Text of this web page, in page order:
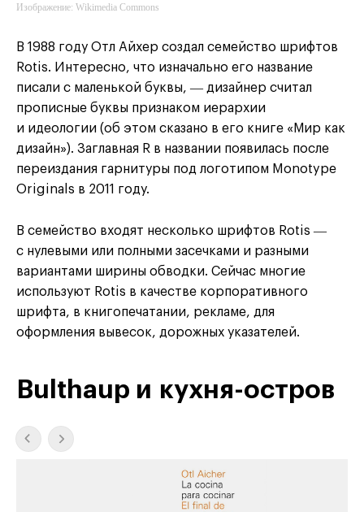
Изображение: Wikimedia Commons
В 1988 году Отл Айхер создал семейство шрифтов
Rotis. Интересно, что изначально его название
писали с маленькой буквы, ― дизайнер считал
прописные буквы признаком иерархии
и идеологии (об этом сказано в его книге «Мир как
дизайн»). Заглавная R в названии появилась после
переиздания гарнитуры под логотипом Monotype
Originals в 2011 году.
В семейство входят несколько шрифтов Rotis ―
с нулевыми или полными засечками и разными
вариантами ширины обводки. Сейчас многие
используют Rotis в качестве корпоративного
шрифта, в книгопечатании, рекламе, для
оформления вывесок, дорожных указателей.
Bulthaup и кухня-остров